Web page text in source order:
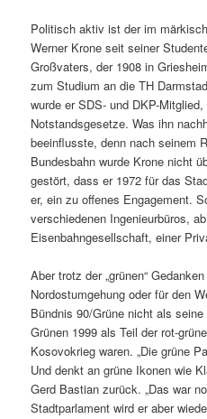
Politisch aktiv ist der im
Werner Krone seit seiner
Großvaters, der 1908 in
zum Studium an die TH
wurde er SDS- und DKP-
Notstandsgesetze. Was ihn
beeinflusste, denn nach seinem
Bundesbahn wurde Krone nicht
gestört, dass er 1972 für das
er, ein zu offenes Engagement.
verschiedenen Ingenieurbüros,
Eisenbahngesellschaft, einer
Aber trotz der „grünen“
Nordostumgehung oder für den
Bündnis 90/Grüne nicht als
Grünen 1999 als Teil der rot-
Kosovokrieg waren. „Die grüne
Und denkt an grüne Ikonen wie
Gerd Bastian zurück. „Das war
Stadtparlament wird er aber